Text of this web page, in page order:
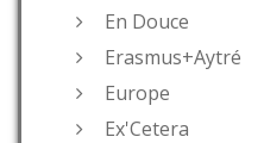
En Douce
Erasmus+Aytré
Europe
Ex'Cetera